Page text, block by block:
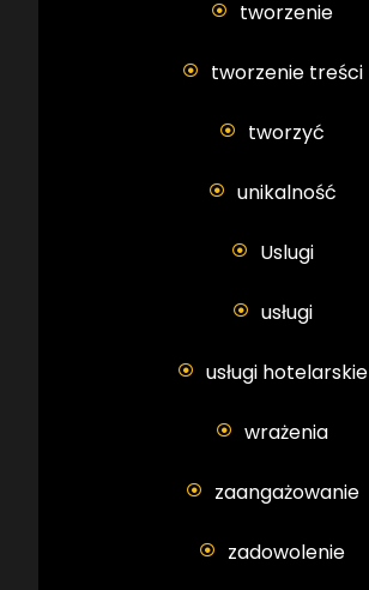
tworzenie
tworzenie treści
tworzyć
unikalność
Uslugi
usługi
usługi hotelarskie
wrażenia
zaangażowanie
zadowolenie